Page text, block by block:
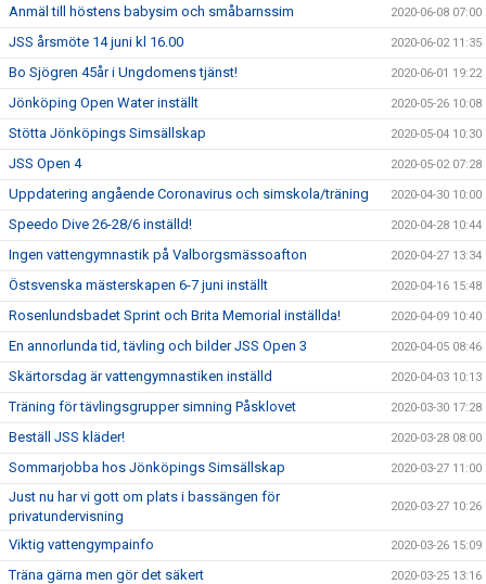
Anmäl till höstens babysim och småbarnssim 2020-06-08 07:00
JSS årsmöte 14 juni kl 16.00 2020-06-02 11:35
Bo Sjögren 45år i Ungdomens tjänst! 2020-06-01 19:22
Jönköping Open Water inställt 2020-05-26 10:08
Stötta Jönköpings Simsällskap 2020-05-04 10:30
JSS Open 4 2020-05-02 07:28
Uppdatering angående Coronavirus och simskola/träning 2020-04-30 10:00
Speedo Dive 26-28/6 inställd! 2020-04-28 10:44
Ingen vattengymnastik på Valborgsmässoafton 2020-04-27 13:34
Östsvenska mästerskapen 6-7 juni inställt 2020-04-16 15:48
Rosenlundsbadet Sprint och Brita Memorial inställda! 2020-04-09 10:40
En annorlunda tid, tävling och bilder JSS Open 3 2020-04-05 08:46
Skärtorsdag är vattengymnastiken inställd 2020-04-03 10:13
Träning för tävlingsgrupper simning Påsklovet 2020-03-30 17:28
Beställ JSS kläder! 2020-03-28 08:00
Sommarjobba hos Jönköpings Simsällskap 2020-03-27 11:00
Just nu har vi gott om plats i bassängen för
privatundervisning
2020-03-27 10:26
Viktig vattengympainfo 2020-03-26 15:09
Träna gärna men gör det säkert 2020-03-25 13:16